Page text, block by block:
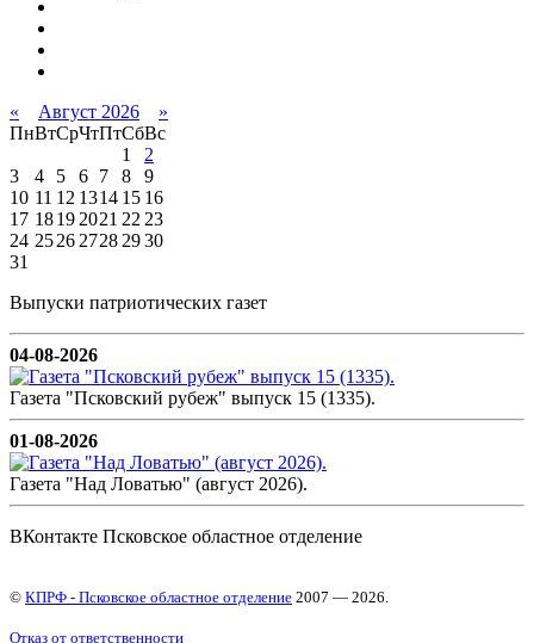
« Август 2026
»
ПнВтСрЧтПтСбВс
1
2
3
4 5 6 7 8
9
10 11 12 1314 15 16
17 18192021 2223
24 252627282930
31
Выпуски патриотических газет
04-08-2026
Газета "Псковский рубеж" выпуск 15 (1335).
01-08-2026
Газета "Над Ловатью" (август 2026).
ВКонтакте Псковское областное отделение
© КПРФ - Псковское областное отделение 2007 — 2026.
Отказ от ответственности